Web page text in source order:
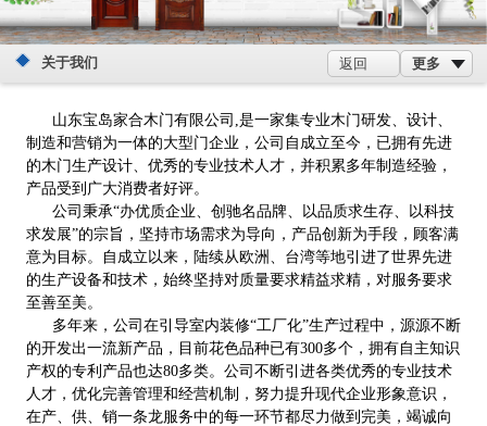
关于我们 更多
返回
山东宝岛家合木门有限公司 ,是一家集专业木门研发、设计、
制造和营销为一体的大型门企业，公司自成立至今，已拥有先进
的木门生产设计、优秀的专业技术人才，并积累多年制造经验，
产品受到广大消费者好评。
公司秉承“办优质企业、创驰名品牌、以品质求生存、以科技
求发展”的宗旨，坚持市场需求为导向，产品创新为手段，顾客满
意为目标。自成立以来，陆续从欧洲、台湾等地引进了世界先进
的生产设备和技术，始终坚持对质量要求精益求精，对服务要求
至善至美。
多年来，公司在引导室内装修“工厂化”生产过程中，源源不断
的开发出一流新产品，目前花色品种已有300多个，拥有自主知识
产权的专利产品也达80多类。公司不断引进各类优秀的专业技术
人才，优化完善管理和经营机制，努力提升现代企业形象意识，
在产、供、销一条龙服务中的每一环节都尽力做到完美，竭诚向